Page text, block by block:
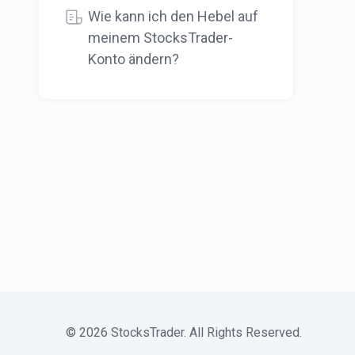
Wie kann ich den Hebel auf
meinem StocksTrader-
Konto ändern?
© 2026 StocksTrader. All Rights Reserved.